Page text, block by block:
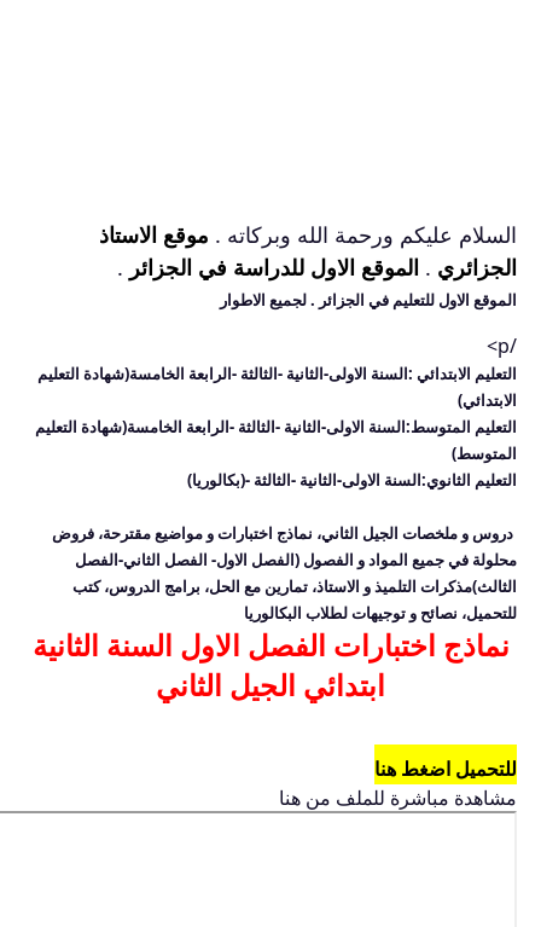
السلام عليكم ورحمة الله وبركاته . موقع الاستاذ
الجزائري . الموقع الاول للدراسة في الجزائر .
الموقع الاول للتعليم في الجزائر . لجميع الاطوار
/p>
التعليم الابتدائي :السنة الاولى-الثانية -الثالثة -الرابعة الخامسة(شهادة التعليم
الابتدائي)
التعليم المتوسط:السنة الاولى-الثانية -الثالثة -الرابعة الخامسة(شهادة التعليم
المتوسط)
التعليم الثانوي:السنة الاولى-الثانية -الثالثة -(بكالوريا)
دروس و ملخصات الجيل الثاني، نماذج اختبارات و مواضيع مقترحة، فروض
محلولة في جميع المواد و الفصول (الفصل الاول- الفصل الثاني-الفصل
الثالث)مذكرات التلميذ و الاستاذ، تمارين مع الحل، برامج الدروس، كتب
للتحميل، نصائح و توجيهات لطلاب البكالوريا
نماذج اختبارات الفصل الاول السنة الثانية
ابتدائي الجيل الثاني
للتحميل اضغط هنا
مشاهدة مباشرة للملف من هنا